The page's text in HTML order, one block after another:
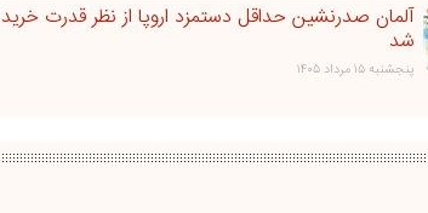
آلمان صدرنشین حداقل دستمزد اروپا از نظر قدرت خرید
شد
پنجشنبه ۱۵ مرداد ۱۴۰۵